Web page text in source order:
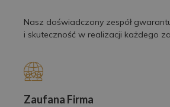
Nasz doświadczony zespół
i skuteczność w realizacji każdego
Zaufana Firma